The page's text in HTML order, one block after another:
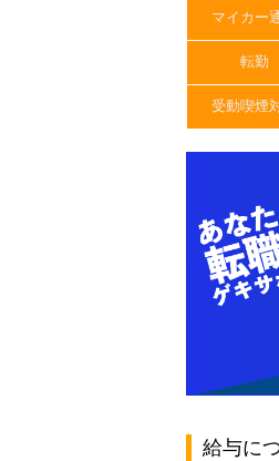
マイカー
転勤
受動喫煙
給与に